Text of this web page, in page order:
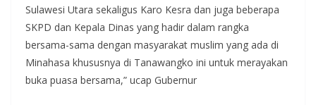
Sulawesi Utara sekaligus Karo Kesra dan juga beberapa
SKPD dan Kepala Dinas yang hadir dalam rangka
bersama-sama dengan masyarakat muslim yang ada di
Minahasa khususnya di Tanawangko ini untuk merayakan
buka puasa bersama,” ucap Gubernur